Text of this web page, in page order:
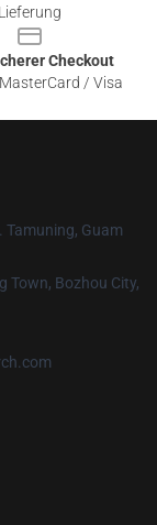
Lieferung
Checkout
/ Visa
Tamuning, Guam
Town, Bozhou City,